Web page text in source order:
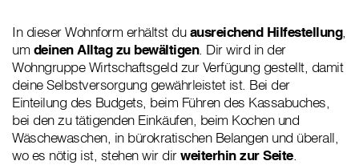
In dieser Wohnform erhältst duausreichend Hilfestellung,
um deinen Alltag zu bewältigen. Dir wird in der
Wohngruppe Wirtschaftsgeld zur Verfügung gestellt, damit
deine Selbstversorgung gewährleistet ist. Bei der
Einteilung des Budgets, beim Führen des Kassabuches,
bei den zu tätigenden Einkäufen, beim Kochen und
Wäschewaschen, in bürokratischen Belangen und überall,
wo es nötig ist, stehen wir dirweiterhin zur Seite.